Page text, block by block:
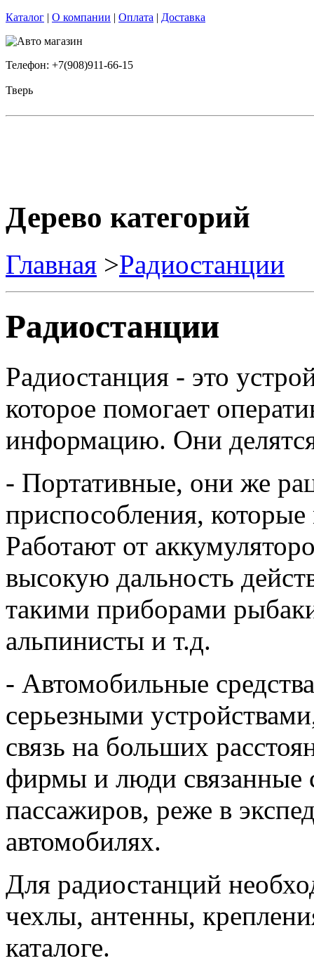
Каталог | О компании | Оплата | Доставка
Телефон: +7(908)911-66-15
Тверь
Дерево категорий
Главная >Радиостанции
Радиостанции
Радиостанция - это
которое помогает
информацию. Они
- Портативные, они же
приспособления,
Работают от
высокую дальность
такими приборами
альпинисты и т.д.
- Автомобильные
серьезными
связь на больших
фирмы и люди связанные
пассажиров, реже в
автомобилях.
Для радиостанций
чехлы, антенны,
каталоге.